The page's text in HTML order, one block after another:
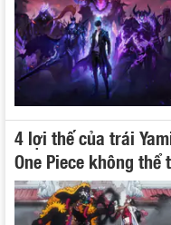
4 lợi thế của trái
One Piece không thể